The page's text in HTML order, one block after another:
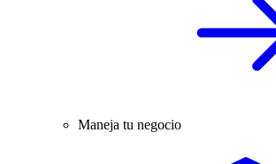
Maneja tu negocio